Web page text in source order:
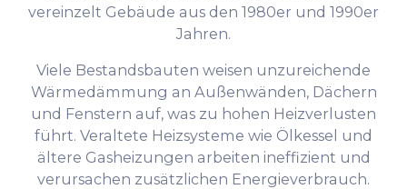
vereinzelt Gebäude aus den 1980er und 1990er
Jahren.
Viele Bestandsbauten weisen unzureichende
Wärmedämmung an Außenwänden, Dächern
und Fenstern auf, was zu hohen Heizverlusten
führt. Veraltete Heizsysteme wie Ölkessel und
ältere Gasheizungen arbeiten ineffizient und
verursachen zusätzlichen Energieverbrauch.